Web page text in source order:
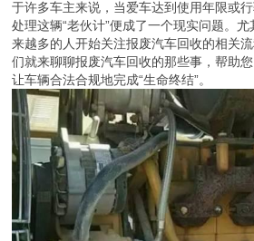
于许多车主来说，当爱车达到使用年限或
处理这辆“老伙计”便成了一个现实问题。
来越多的人开始关注报废汽车回收的相关
们就来聊聊报废汽车回收的那些事，帮助
让车辆合法合规地完成“生命终结”。